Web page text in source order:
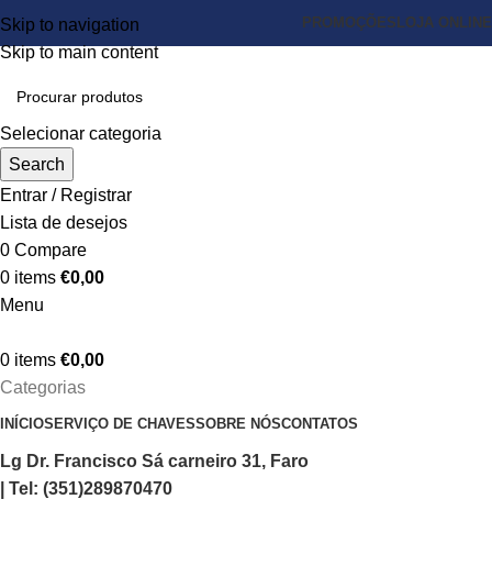
Skip to navigation
Skip to main content
PROMOÇÕES LOJA ONLINE
Selecionar categoria
Search
Entrar / Registrar
Lista de desejos
0 Compare
0 items €0,00
Menu
0 items €0,00
Categorias
INÍCIOSERVIÇO DE CHAVESSOBRE NÓSCONTATOS
Lg Dr. Francisco Sá carneiro 31, Faro
| Tel: (351)289870470